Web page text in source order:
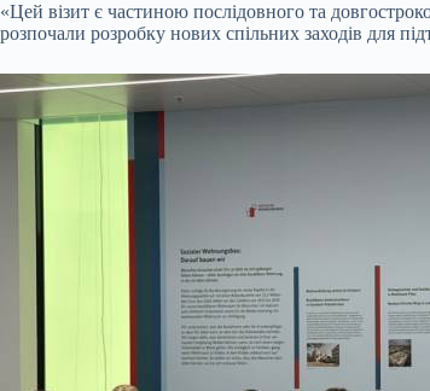
«Цей візит є частиною послідовного та
розпочали розробку нових спільних заходів для